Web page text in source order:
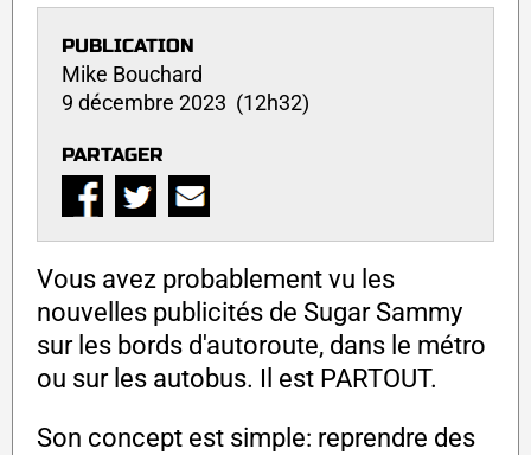
PUBLICATION
Mike Bouchard
9 décembre 2023 (12h32)
PARTAGER
Vous avez probablement vu les
nouvelles publicités de Sugar Sammy
sur les bords d'autoroute, dans le métro
ou sur les autobus. Il est PARTOUT.
Son concept est simple: reprendre des